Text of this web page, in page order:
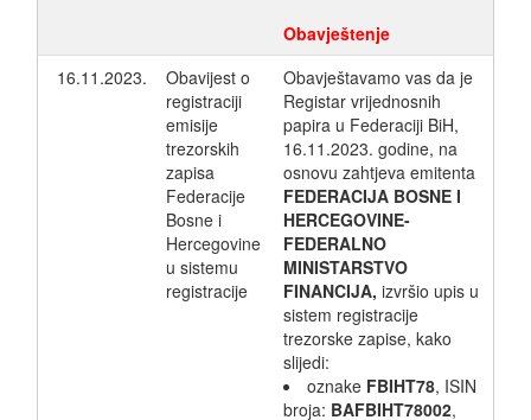
Obavještenje
16.11.2023.
Obavijest o
registraciji
emisije
trezorskih
zapisa
Federacije
Bosne i
Hercegovine
u sistemu
registracije
Obavještavamo vas da je
Registar vrijednosnih
papira u Federaciji BiH,
16.11.2023. godine, na
osnovu zahtjeva emitenta
FEDERACIJA BOSNE I
HERCEGOVINE-
FEDERALNO
MINISTARSTVO
FINANCIJA, izvršio upis u
sistem registracije
trezorske zapise, kako
slijedi:
oznake FBIHT78, ISIN
broja: BAFBIHT78002,